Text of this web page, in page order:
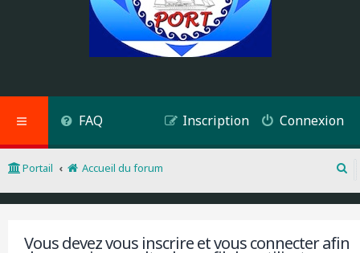
FAQ Connexion
Inscription
Portail
Accueil du forum
e
Vous devez vous inscrire et vous connecter afin